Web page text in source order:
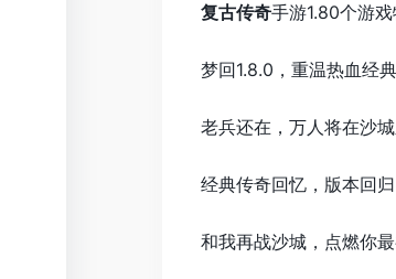
复古传奇手游1.80个游
梦回1.8.0，重温热血经典
老兵还在，万人将在沙
经典传奇回忆，版本回
和我再战沙城，点燃你最